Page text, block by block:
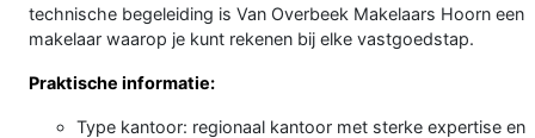
technische begeleiding is Van Overbeek Makelaars Hoorn een
makelaar waarop je kunt rekenen bij elke vastgoedstap.
Praktische informatie:
Type kantoor: regionaal kantoor met sterke expertise en